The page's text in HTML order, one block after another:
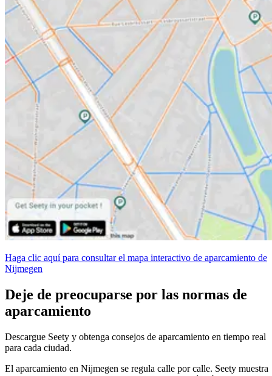
Haga clic aquí para consultar el mapa interactivo de aparcamiento de
Nijmegen
Deje de preocuparse por las normas de
aparcamiento
Descargue Seety y obtenga consejos de aparcamiento en tiempo real
para cada ciudad.
El aparcamiento en Nijmegen se regula calle por calle. Seety muestra